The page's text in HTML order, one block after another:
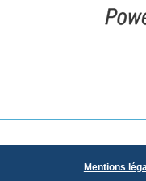
Mentions